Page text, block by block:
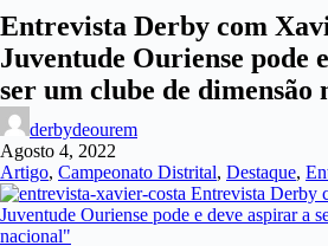
Entrevista Derby com
Juventude Ouriense pode
ser um clube de dimensão
derbydeourem
Agosto 4, 2022
Artigo, Campeonato Distrital, Destaque,